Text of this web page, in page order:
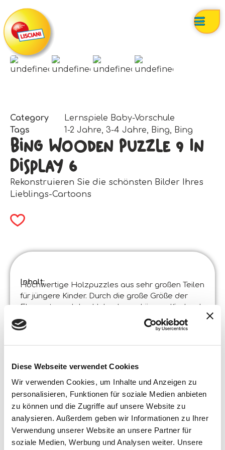
Diese Webseite verwendet Cookies
Wir verwenden Cookies, um Inhalte und Anzeigen zu
personalisieren, Funktionen für soziale Medien anbieten
zu können und die Zugriffe auf unsere Website zu
analysieren. Außerdem geben wir Informationen zu Ihrer
Verwendung unserer Website an unsere Partner für
soziale Medien, Werbung und Analysen weiter. Unsere
Category
Lernspiele Baby-Vorschule
Tags
1-2 Jahre, 3-4 Jahre, Bing, Bing
Bing Wooden Puzzle 9 In
Display 6
Rekonstruieren Sie die schönsten Bilder Ihres
Lieblings-Cartoons
Inhalt:
Hochwertige Holzpuzzles aus sehr großen Teilen
für jüngere Kinder. Durch die große Größe der
Elemente und den Holzrahmen können Kinder das
Puzzle problemlos zusammensetzen.
Code:
China in zertifizierten Fabriken hergestellt.
Inhalt und Details :
– Holzsockel- 9 Stück
Box Größe:
22,000
Höhe :
22,000
Tiefe :
0,500